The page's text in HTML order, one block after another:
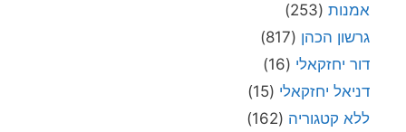
אמנות (253)
גרשון הכהן (817)
דור יחזקאלי (16)
דניאל יחזקאלי (15)
ללא קטגוריה (162)